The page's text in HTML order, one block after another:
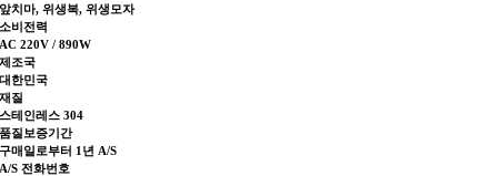
앞치마, 위생복, 위생모자
소비전력
AC 220V / 890W
제조국
대한민국
재질
스테인레스 304
품질보증기간
구매일로부터 1년 A/S
A/S 전화번호